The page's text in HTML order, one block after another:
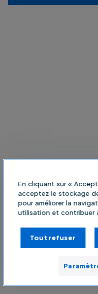
En cliquant sur «
acceptez le stockage
pour améliorer la
utilisation et contribuer
Tout refuser